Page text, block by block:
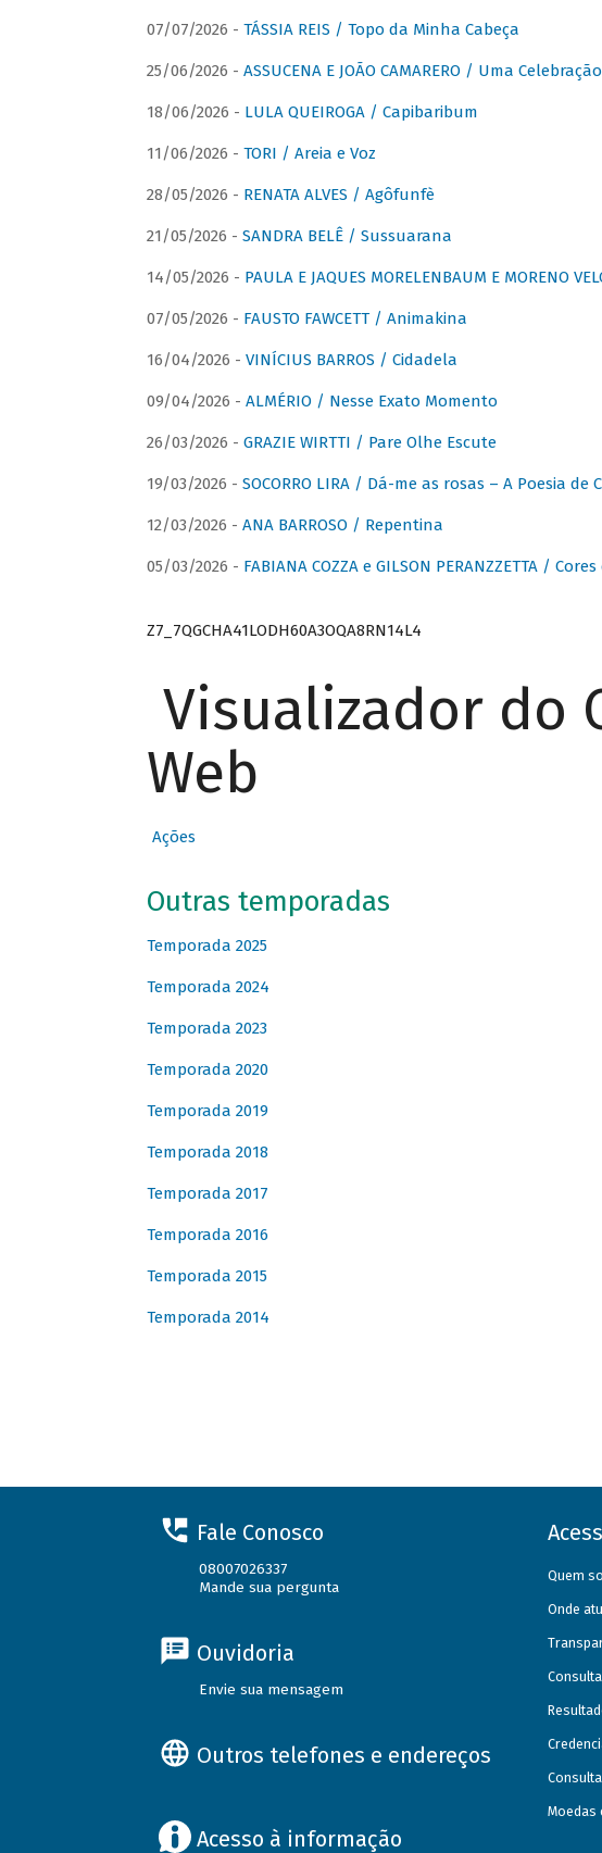
07/07/2026 - TÁSSIA REIS / Topo da Minha Cabeça
25/06/2026 - ASSUCENA E JOÃO CAMARERO / Uma
18/06/2026 - LULA QUEIROGA / Capibaribum
11/06/2026 - TORI / Areia e Voz
28/05/2026 - RENATA ALVES / Agôfunfè
21/05/2026 - SANDRA BELÊ / Sussuarana
14/05/2026 - PAULA E JAQUES MORELENBAUM E MORENO
07/05/2026 - FAUSTO FAWCETT / Animakina
16/04/2026 - VINÍCIUS BARROS / Cidadela
09/04/2026 - ALMÉRIO / Nesse Exato Momento
26/03/2026 - GRAZIE WIRTTI / Pare Olhe Escute
19/03/2026 - SOCORRO LIRA / Dá-me as rosas – A Poesia de
12/03/2026 - ANA BARROSO / Repentina
05/03/2026 - FABIANA COZZA e GILSON PERANZZETTA /
Z7_7QGCHA41LODH60A3OQA8RN14L4
Visualizador do
Web
Ações
Outras temporadas
Temporada 2025
Temporada 2024
Temporada 2023
Temporada 2020
Temporada 2019
Temporada 2018
Temporada 2017
Temporada 2016
Temporada 2015
Temporada 2014
Fale Conosco
08007026337
Mande sua pergunta
Ouvidoria
Envie sua mensagem
Outros telefones e endereços
Acesso à informação
Quem
Onde
Consulta
Moedas